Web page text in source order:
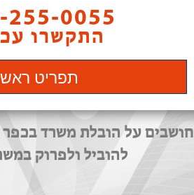
255-0055
התקשרו
תפריט
חושבים על הובלת משרד
להוביל ולפרוק